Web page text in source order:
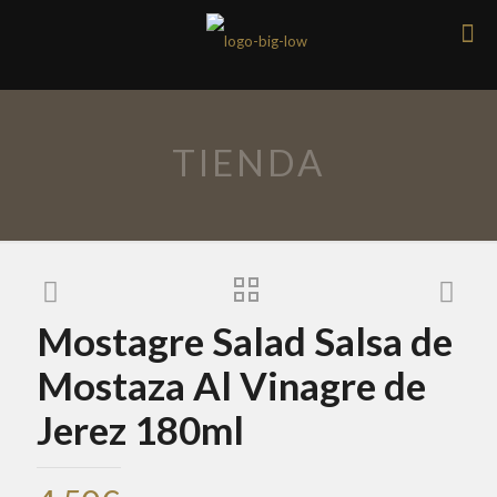
TIENDA
Mostagre Salad Salsa de
Mostaza Al Vinagre de
Jerez 180ml